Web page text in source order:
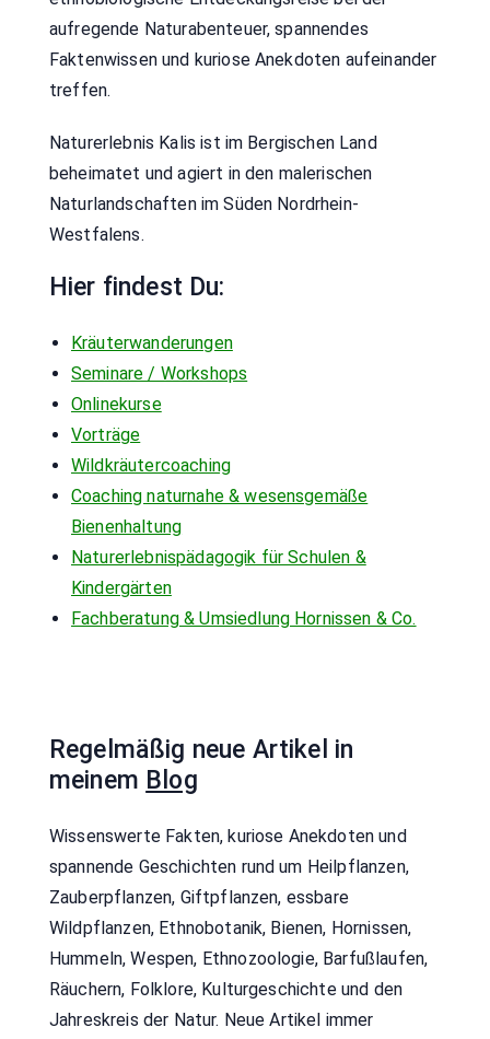
aufregende Naturabenteuer, spannendes
Faktenwissen und kuriose Anekdoten aufeinander
treffen.
Naturerlebnis Kalis ist im Bergischen Land
beheimatet und agiert in den malerischen
Naturlandschaften im Süden Nordrhein-
Westfalens.
Hier findest Du:
Kräuterwanderungen
Seminare / Workshops
Onlinekurse
Vorträge
Wildkräutercoaching
Coaching naturnahe & wesensgemäße
Bienenhaltung
Naturerlebnispädagogik für Schulen &
Kindergärten
Fachberatung & Umsiedlung Hornissen & Co.
Regelmäßig neue Artikel in
meinem Blog
Wissenswerte Fakten, kuriose Anekdoten und
spannende Geschichten rund um Heilpflanzen,
Zauberpflanzen, Giftpflanzen, essbare
Wildpflanzen, Ethnobotanik, Bienen, Hornissen,
Hummeln, Wespen, Ethnozoologie, Barfußlaufen,
Räuchern, Folklore, Kulturgeschichte und den
Jahreskreis der Natur. Neue Artikel immer